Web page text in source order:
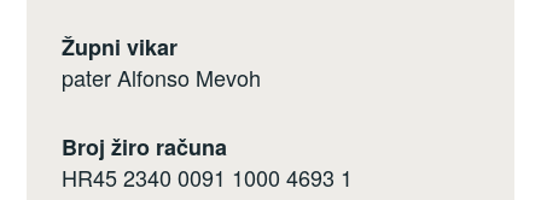
Župni vikar
pater Alfonso Mevoh
Broj žiro računa
HR45 2340 0091 1000 4693 1